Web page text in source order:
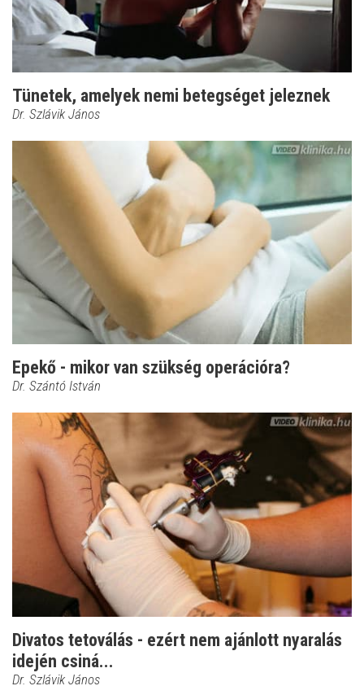
Tünetek, amelyek nemi betegséget jeleznek
Dr. Szlávik János
Epekő - mikor van szükség operációra?
Dr. Szántó István
Divatos tetoválás - ezért nem ajánlott nyaralás
idején csiná...
Dr. Szlávik János